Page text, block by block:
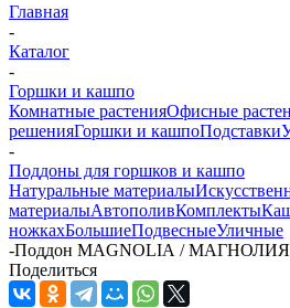
Главная
-
Каталог
-
Горшки и кашпо
Комнатные растенияОфисные
решенияГоршки и кашпоПодставки
-
Поддоны для горшков и кашпо
Натуральные материалы
материалыАвтополивКомплекты
ножкахБольшиеПодвесныеУличные
-Поддон MAGNOLIА / МАГНОЛИЯ
Поделиться